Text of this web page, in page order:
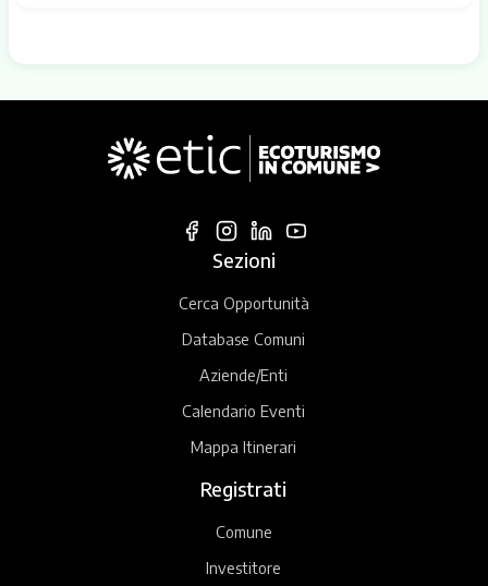
Sezioni
Cerca Opportunità
Database Comuni
Aziende/Enti
Calendario Eventi
Mappa Itinerari
Registrati
Comune
Investitore